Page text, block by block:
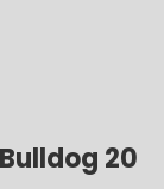
20